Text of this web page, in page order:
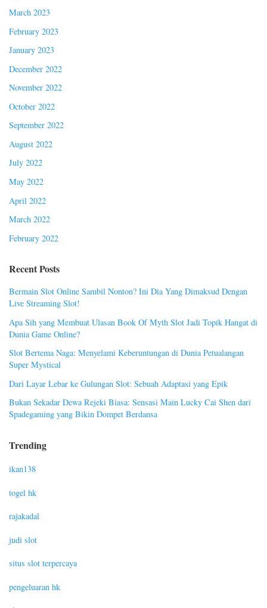
March 2023
February 2023
January 2023
December 2022
November 2022
October 2022
September 2022
August 2022
July 2022
May 2022
April 2022
March 2022
February 2022
Recent Posts
Bermain Slot Online Sambil Nonton? Ini Dia Yang Dimaksud Dengan
Live Streaming Slot!
Apa Sih yang Membuat Ulasan Book Of Myth Slot Jadi Topik Hangat di
Dunia Game Online?
Slot Bertema Naga: Menyelami Keberuntungan di Dunia Petualangan
Super Mystical
Dari Layar Lebar ke Gulungan Slot: Sebuah Adaptasi yang Epik
Bukan Sekadar Dewa Rejeki Biasa: Sensasi Main Lucky Cai Shen dari
Spadegaming yang Bikin Dompet Berdansa
Trending
ikan138
togel hk
rajakadal
judi slot
situs slot terpercaya
pengeluaran hk